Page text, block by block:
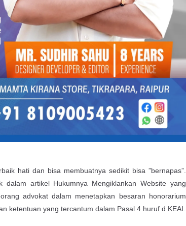
hati dan bisa membuatnya sedikit bisa ”bernapas”.
artikel Hukumnya Mengiklankan Website yang
advokat dalam menetapkan besaran honorarium
ketentuan yang tercantum dalam Pasal 4 huruf d KEAI.